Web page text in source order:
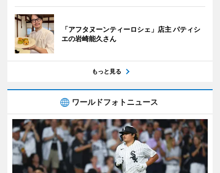
「アフタヌーンティーロシェ」店主 パティシ
エの岩崎能久さん
もっと見る
ワールドフォトニュース